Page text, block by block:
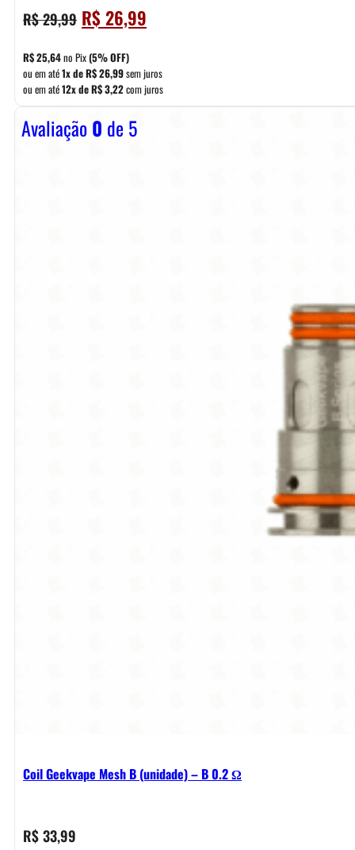
R$29,99 O
preço
original
era:
R$ 29,99.
R$26,99
preço
é:
R$ 26,99.
R$25,64no Pix(5% OFF)
ou em até1x deR$26,99sem juros
ou em até12x deR$3,22com juros
Avaliação0 de 5
Coil Geekvape Mesh B (unidade) – B 0.2 Ω
R$33,99